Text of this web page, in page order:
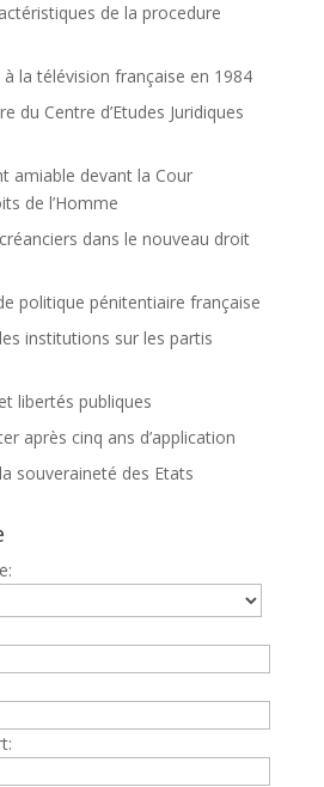
de la procedure
à la télévision française en 1984
du Centre d’Etudes Juridiques
amiable devant la Cour
de l’Homme
dans le nouveau droit
politique pénitentiaire française
institutions sur les partis
libertés publiques
après cinq ans d’application
la souveraineté des Etats